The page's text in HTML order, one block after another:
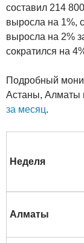
составил 214
выросла на 1%,
выросла на 2%
сократился на
Подробный
Астаны, Алматы
за месяц.
Неделя
Алматы